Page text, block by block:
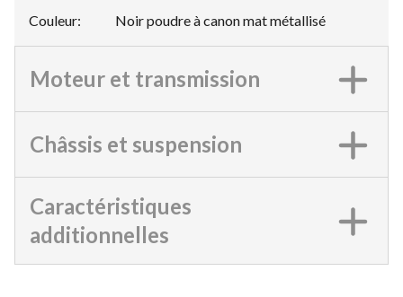
Couleur: Noir poudre à canon mat métallisé
Moteur et transmission
Châssis et suspension
Caractéristiques
additionnelles